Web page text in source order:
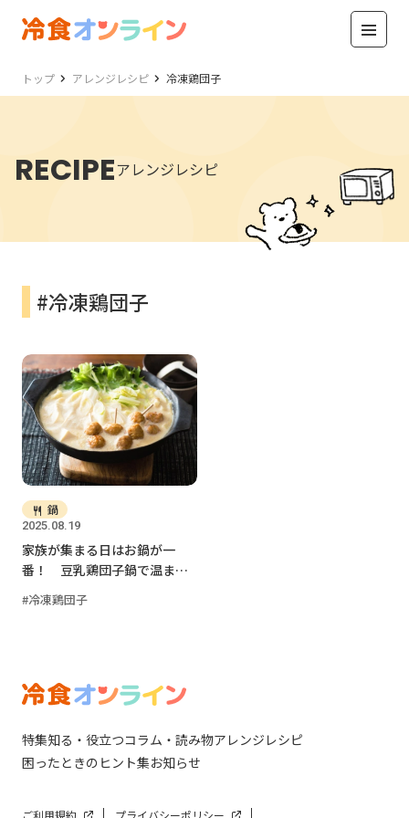
トップ アレンジレシピ 冷凍鶏団子
RECIPEアレンジレシピ
#冷凍鶏団子
2025.08.19
鍋
家族が集まる日はお鍋が一
番！ 豆乳鶏団子鍋で温まろ
冷凍鶏団子
特集知る・役立つコラム・読み物アレンジレシピ
困ったときのヒント集お知らせ